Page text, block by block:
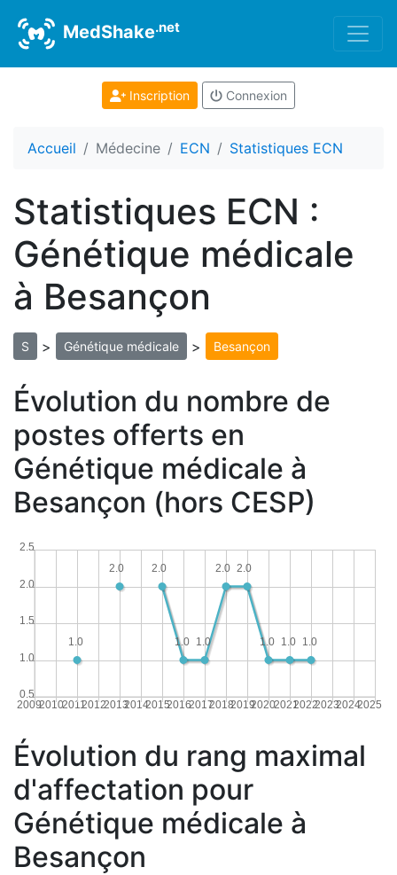
MedShake.net
Inscription Connexion
Accueil Médecine ECN Statistiques ECN
Statistiques ECN :
Génétique médicale
à Besançon
S > Génétique médicale > Besançon
Évolution du nombre de
postes offerts en
Génétique médicale à
Besançon (hors CESP)
20092010201120122013201420152016201720182019202020212022202320242025
0.5
1.0
1.5
2.0
2.5
1.0
1.0
1.0
2.0
2.0
1.0
1.0
2.0
2.0
1.0
Évolution du rang maximal
d'affectation pour
Génétique médicale à
Besançon